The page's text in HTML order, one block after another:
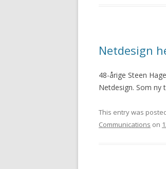
Netdesign
48-årige Steen
Netdesign. Som ny
This entry was
Communications on